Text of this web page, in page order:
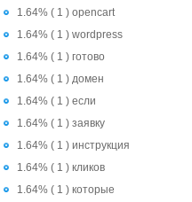
1.64% ( 1 ) opencart
1.64% ( 1 ) wordpress
1.64% ( 1 ) готово
1.64% ( 1 ) домен
1.64% ( 1 ) если
1.64% ( 1 ) заявку
1.64% ( 1 ) инструкция
1.64% ( 1 ) кликов
1.64% ( 1 ) которые